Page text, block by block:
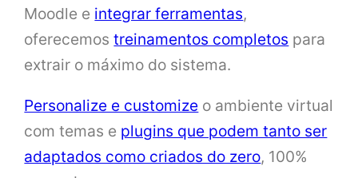
Moodle e integrar ferramentas,
oferecemostreinamentos completos para
extrair o máximo do sistema.
Personalize e customize o ambiente virtual
com temas e plugins que podem tanto ser
adaptados como criados do zero, 100%